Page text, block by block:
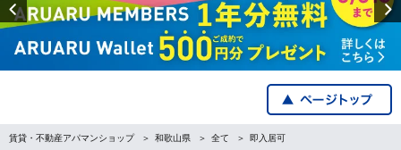
Previous
賃貸・不動産アパマンショップ 和歌山県 全て 即入居可